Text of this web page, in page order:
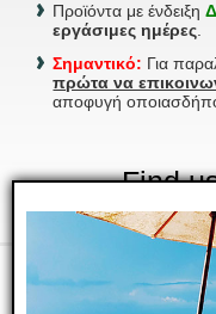
Προϊόντα με ένδειξη
εργάσιμες ημέρες
Σημαντικό: Για
πρώτα να
αποφυγή
Find